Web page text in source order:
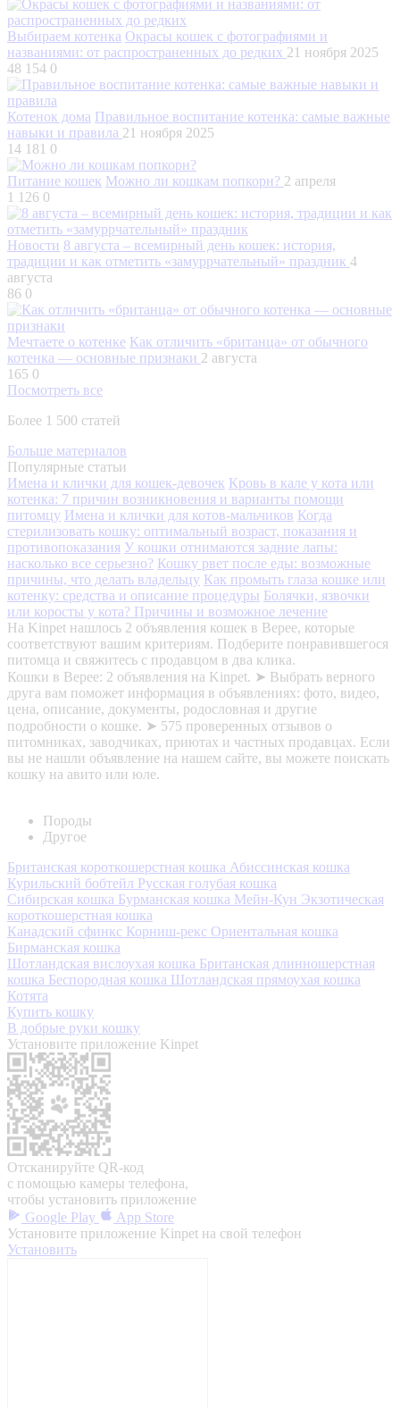
Выбираем котенка Окрасы кошек с фотографиями и
названиями: от распространенных до редких 21 ноября 2025
48 154 0
Котенок дома Правильное воспитание котенка: самые важные
навыки и правила 21 ноября 2025
14 181 0
Питание кошек Можно ли кошкам попкорн? 2 апреля
1 126 0
Новости 8 августа – всемирный день кошек: история,
традиции и как отметить «замуррчательный» праздник 4
августа
86 0
Мечтаете о котенке Как отличить «британца» от обычного
котенка — основные признаки 2 августа
165 0
Посмотреть все
Более 1 500 статей
Больше материалов
Популярные статьи
Имена и клички для кошек-девочек Кровь в кале у кота или
котенка: 7 причин возникновения и варианты помощи
питомцу Имена и клички для котов-мальчиков Когда
стерилизовать кошку: оптимальный возраст, показания и
противопоказания У кошки отнимаются задние лапы:
насколько все серьезно? Кошку рвет после еды: возможные
причины, что делать владельцу Как промыть глаза кошке или
котенку: средства и описание процедуры Болячки, язвочки
или коросты у кота? Причины и возможное лечение
На Kinpet нашлось 2 объявления кошек в Верее, которые
соответствуют вашим критериям. Подберите понравившегося
питомца и свяжитесь с продавцом в два клика.
Кошки в Верее: 2 объявления на Kinpet. ➤ Выбрать верного
друга вам поможет информация в объявлениях: фото, видео,
цена, описание, документы, родословная и другие
подробности о кошке. ➤ 575 проверенных отзывов о
питомниках, заводчиках, приютах и частных продавцах. Если
вы не нашли объявление на нашем сайте, вы можете поискать
кошку на авито или юле.
Породы
Другое
Британская короткошерстная кошка Абиссинская кошка
Курильский бобтейл Русская голубая кошка
Сибирская кошка Бурманская кошка Мейн-Кун Экзотическая
короткошерстная кошка
Канадский сфинкс Корниш-рекс Ориентальная кошка
Бирманская кошка
Шотландская вислоухая кошка Британская длинношерстная
кошка Беспородная кошка Шотландская прямоухая кошка
Котята
Купить кошку
В добрые руки кошку
Установите приложение Kinpet
Отсканируйте QR-код
с помощью камеры телефона,
чтобы установить приложение
Google Play
App Store
Установите приложение Kinpet на свой телефон
Установить